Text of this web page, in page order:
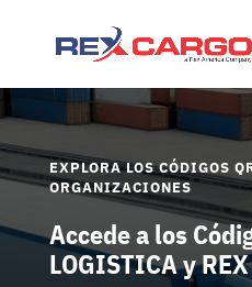
EXPLORA LOS CÓDIGOS
ORGANIZACIONES
Accede a los
LOGISTICA y